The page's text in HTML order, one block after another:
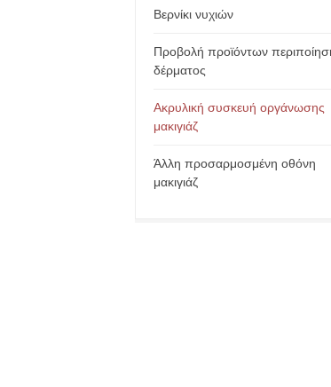
Βερνίκι νυχιών
Προβολή προϊόντων
δέρματος
Ακρυλική συσκευή οργάνωσης
μακιγιάζ
Άλλη προσαρμοσμένη οθόνη
μακιγιάζ